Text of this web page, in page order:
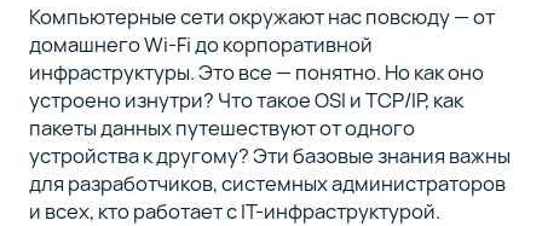
Компьютерные сети окружают нас повсюду — от
домашнего Wi-Fi до корпоративной
инфраструктуры. Это все — понятно. Но как оно
устроено изнутри? Что такое OSI и TCP/IP, как
пакеты данных путешествуют от одного
устройства к другому? Эти базовые знания важны
для разработчиков, системных администраторов
и всех, кто работает с IT-инфраструктурой.